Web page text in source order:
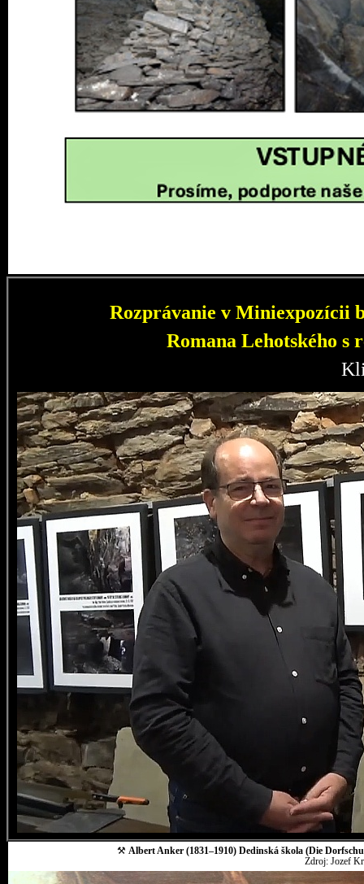
Rozprávanie v Miniexpozícii
Romana Lehotského s
⚒ Albert Anker (1831–1910) Dedinská škola (Die
Zdroj: Jozef